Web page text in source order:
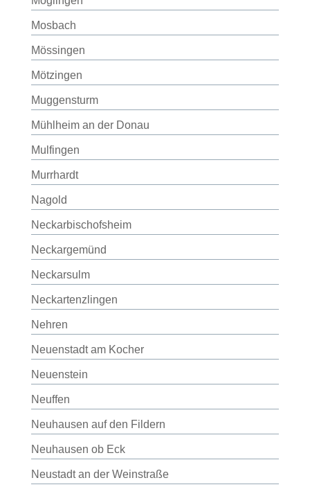
Mosbach
Mössingen
Mötzingen
Muggensturm
Mühlheim an der Donau
Mulfingen
Murrhardt
Nagold
Neckarbischofsheim
Neckargemünd
Neckarsulm
Neckartenzlingen
Nehren
Neuenstadt am Kocher
Neuenstein
Neuffen
Neuhausen auf den Fildern
Neuhausen ob Eck
Neustadt an der Weinstraße